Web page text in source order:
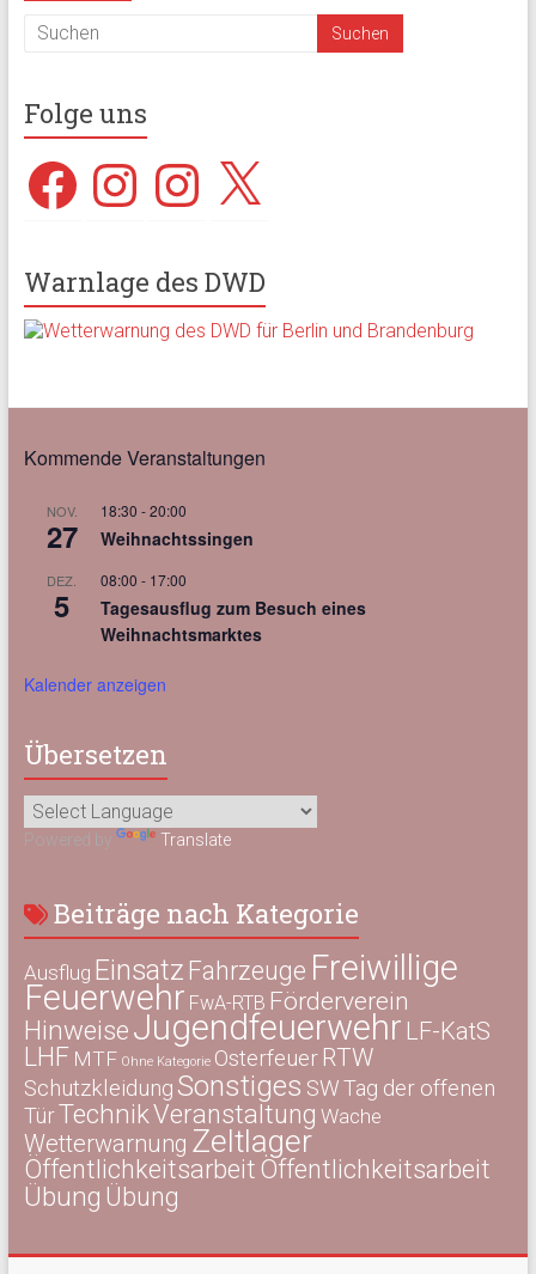
Folge uns
FacebookInstagramInstagram
X
Warnlage des DWD
Kommende Veranstaltungen
NOV.
27
18:30 -20:00
Weihnachtssingen
DEZ.
5
08:00 - 17:00
Tagesausflug zum Besuch eines
Weihnachtsmarktes
Kalender anzeigen
Übersetzen
Powered by Translate
Beiträge nach Kategorie
Ausflug Einsatz Fahrzeuge Freiwillige
Feuerwehr FwA-RTB Förderverein
HinweiseJugendfeuerwehr LF-KatS
LHF MTF Ohne Kategorie Osterfeuer RTW
SchutzkleidungSonstiges SWTag der offenen
TürTechnikVeranstaltung Wache
Wetterwarnung Zeltlager
Öffentlichkeitsarbeit Öffentlichkeitsarbeit
Übung Übung